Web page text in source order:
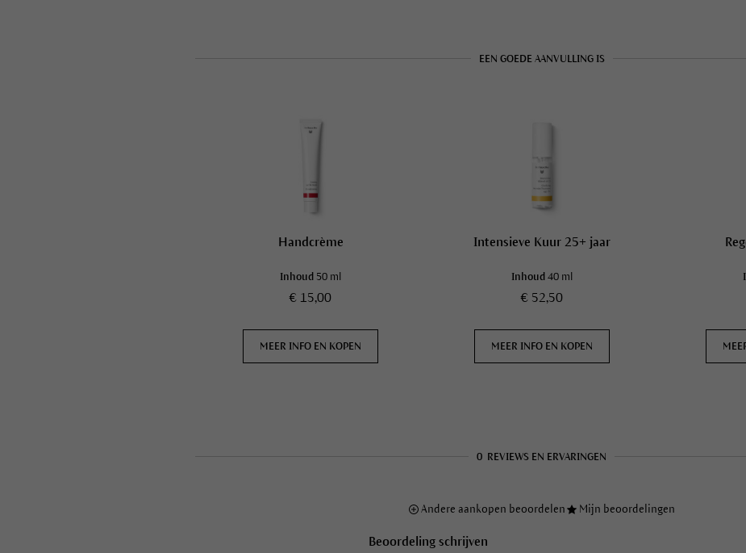
EEN GOEDE AANVULLING IS
Handcrème
Inhoud 50 ml
€ 15,00
MEER INFO EN KOPEN
Intensieve Kuur 25+ jaar
Inhoud 40 ml
€ 52,50
MEER INFO EN KOPEN
0 REVIEWS EN ERVARINGEN
Andere aankopen beoordelen Mijn beoordelingen
Beoordeling schrijven